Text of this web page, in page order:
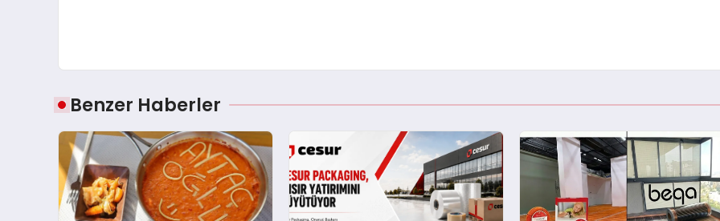
Benzer Haberler